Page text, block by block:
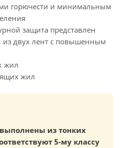
горючести и минимальным
защита представлен
из двух лент с повышенным
жил
жил
из тонких
5-му классу